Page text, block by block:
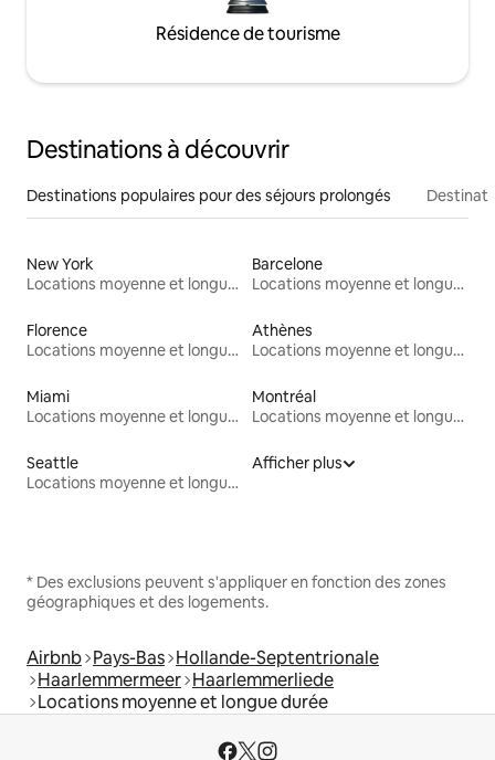
Résidence de tourisme
Destinations à découvrir
Destinations populaires pour des séjours prolongés
New York
Locations moyenne et longue durée
Barcelone
Locations moyenne et longue durée
Florence
Locations moyenne et longue durée
Athènes
Locations moyenne et longue durée
Miami
Locations moyenne et longue durée
Montréal
Locations moyenne et longue durée
Seattle
Locations moyenne et longue durée
Afficher plus
* Des exclusions peuvent s'appliquer en fonction des zones
géographiques et des logements.
Airbnb Pays-Bas Hollande-Septentrionale
Haarlemmermeer Haarlemmerliede
Locations moyenne et longue durée